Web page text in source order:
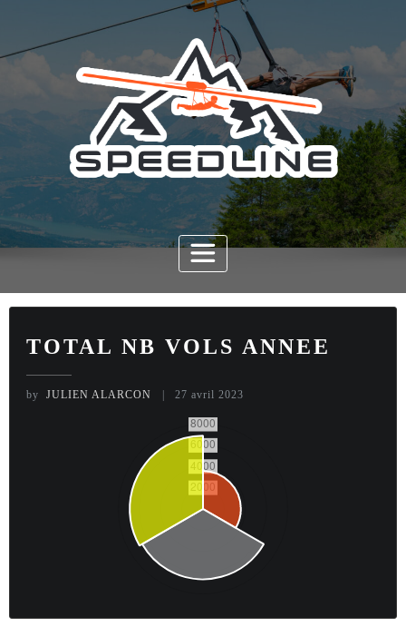
content
TOTAL NB VOLS ANNEE
by JULIEN ALARCON 27 avril 2023